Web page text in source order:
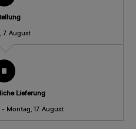
7. August
Lieferung
- Montag, 17. August